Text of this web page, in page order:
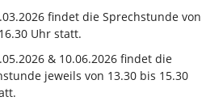
findet die Sprechstunde von
Uhr statt.
& 10.06.2026 findet die
jeweils von 13.30 bis 15.30